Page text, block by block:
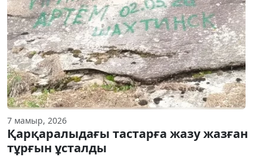
7 мамыр, 2026
Қарқаралыдағы тастарға жазу жазған
тұрғын ұсталды